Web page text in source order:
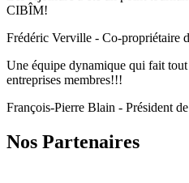
CIBÎM!
Frédéric Verville - Co-propriétaire
Une équipe dynamique qui fait
entreprises membres!!!
François-Pierre Blain - Président
Nos Partenaires